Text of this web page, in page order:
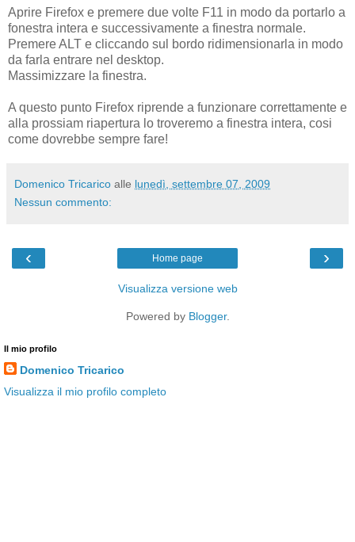
Aprire Firefox e premere due volte F11 in modo da portarlo a
fonestra intera e successivamente a finestra normale.
Premere ALT e cliccando sul bordo ridimensionarla in modo
da farla entrare nel desktop.
Massimizzare la finestra.
A questo punto Firefox riprende a funzionare correttamente e
alla prossiam riapertura lo troveremo a finestra intera, cosi
come dovrebbe sempre fare!
Domenico Tricarico alle lunedì, settembre 07, 2009
Nessun commento:
‹ ›
Home page
Visualizza versione web
Powered by Blogger.
Il mio profilo
Domenico Tricarico
Visualizza il mio profilo completo